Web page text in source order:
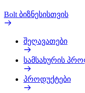
Bolt ბიზნესისთვის
შეღავათები
სამსახურის
პროდუქტები